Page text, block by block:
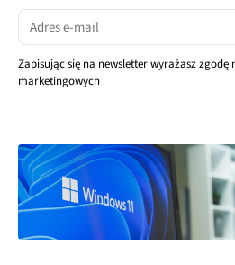
Zapisując się na newsletter wyrażasz
marketingowych